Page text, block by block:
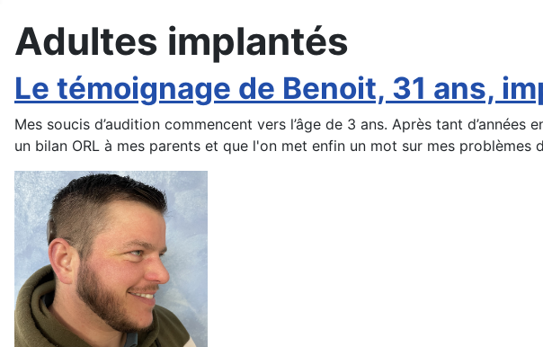
Adultes implantés
Le témoignage de Benoit, 31 ans,
Mes soucis d’audition commencent vers l’âge de 3 ans. Après tant
un bilan ORL à mes parents et que l'on met enfin un mot sur mes problèmes